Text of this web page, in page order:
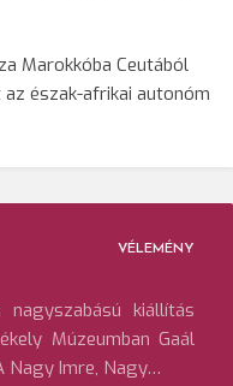
Marokkóba Ceutából
észak-afrikai autonóm
VÉLEMÉNY
kiállítás
Múzeumban Gaál
Nagy Imre, Nagy…